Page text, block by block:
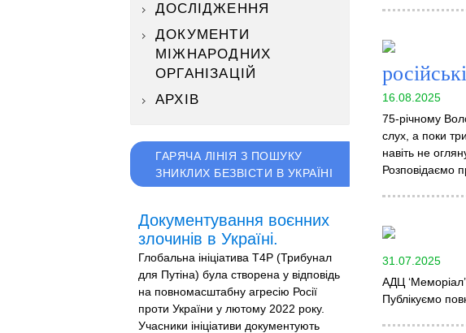
ДОСЛІДЖЕННЯ
ДОКУМЕНТИ
МІЖНАРОДНИХ
ОРГАНІЗАЦІЙ
АРХІВ
ГАРЯЧА ЛІНІЯ З ПОШУКУ
ЗНИКЛИХ БЕЗВІСТИ В УКРАЇНІ
Документування воєнних
злочинів в Україні.
Глобальна ініціатива T4P (Трибунал
для Путіна) була створена у відповідь
на повномасштабну агресію Росії
проти України у лютому 2022 року.
Учасники ініціативи документують
16.08.2025
75-річному
слух, а поки
навіть не
Розповідаємо
31.07.2025
АДЦ
Публікуємо